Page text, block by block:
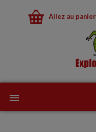
Allez au panier